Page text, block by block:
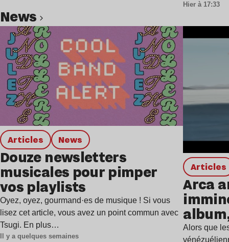
Hier à 17:33
news
Articles news
Douze newsletters
musicales pour pimper
vos playlists
Oyez, oyez, gourmand·es de musique ! Si vous
lisez cet article, vous avez un point commun avec
Tsugi. En plus…
Il y a quelques semaines
Articles
Arca
Alors que
Lire l’article